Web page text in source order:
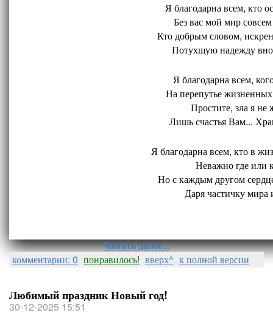
Я благодарна всем, кто
Без вас мой мир
Кто добрым словом,
Потухшую надежду
Я благодарна всем,
На перепутье
Простите, зла я не
Лишь счастья Вам...
Я благодарна всем, кто в
Неважно где или
Но с каждым другом
Даря частичку мира
Читать далее...
комментарии: 0 понравилось! вверх^ к полной версии
Любимый праздник Новый год!
30-12-2025 15:51